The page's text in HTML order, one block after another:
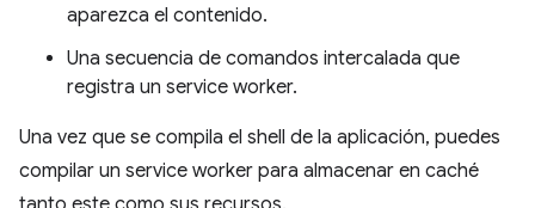
aparezca el contenido.
Una secuencia de comandos intercalada que
registra un service worker.
Una vez que se compila el shell de la aplicación, puedes
compilar un service worker para almacenar en caché